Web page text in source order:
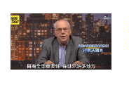
財務金融/稅制改革
選舉/民調